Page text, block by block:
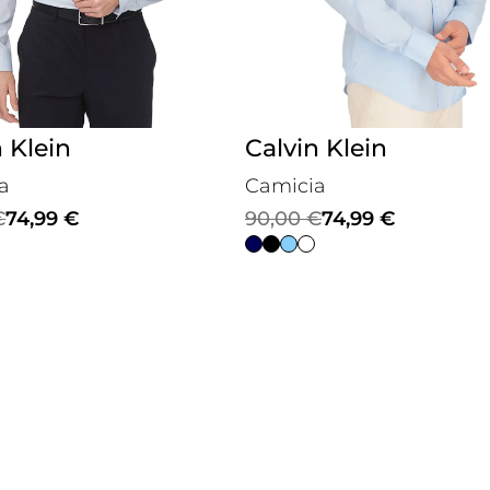
Klein
74,99€
Calvin Klein
Camicia
90,00€
Il
prezzo
74,99 €
Il
prezzo